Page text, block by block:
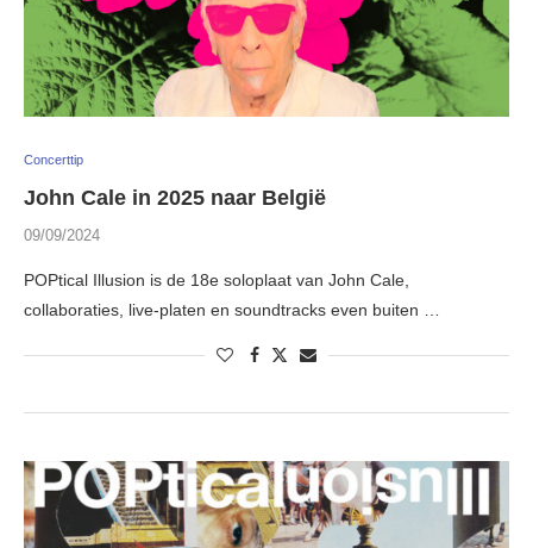
Concerttip
John Cale in 2025 naar België
09/09/2024
POPtical Illusion is de 18e soloplaat van John Cale,
collaboraties, live-platen en soundtracks even buiten …